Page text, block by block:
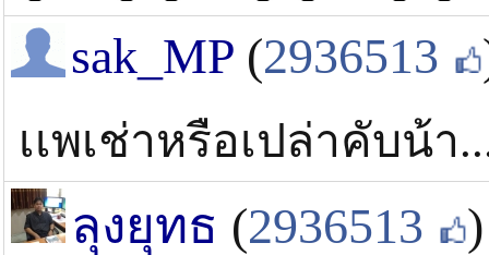
sak_MP (2936513
เเพเช่าหรือเปล่าคับน้า
ลุงยุทธ (2936513 )